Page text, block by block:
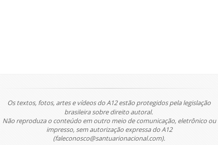
Os textos, fotos, artes e vídeos do A12 estão protegidos pela legislação
brasileira sobre direito autoral.
Não reproduza o conteúdo em outro meio de comunicação, eletrônico ou
impresso, sem autorização expressa do A12
(faleconosco@santuarionacional.com).